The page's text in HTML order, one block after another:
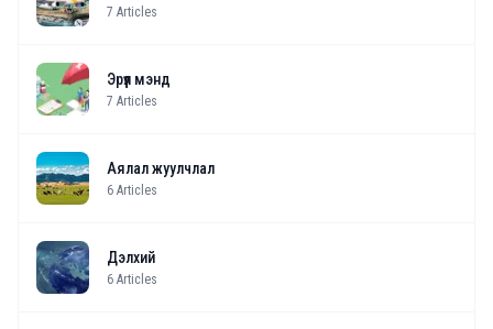
7 Articles
Эрүүл мэнд
7 Articles
Аялал жуулчлал
6 Articles
Дэлхий
6 Articles